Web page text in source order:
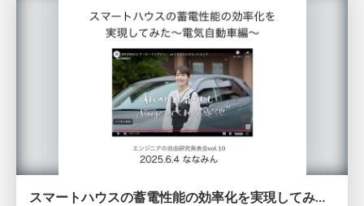
スマートハウスの蓄電性能の効率化を実現してみた~電気自動車編~